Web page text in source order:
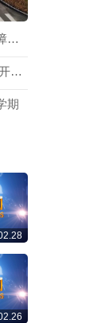
社保中心：工伤宣传进企业 权益保障护职工
光影传情 有爱无碍 潍坊高新区组织开展全国爱耳日公益观影活动
期